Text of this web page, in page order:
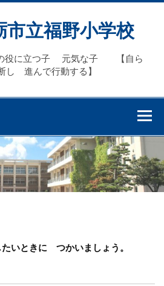
市立福野小学校
に立つ子 元気な子 【自ら
進んで行動する】
いときに つかいましょう。